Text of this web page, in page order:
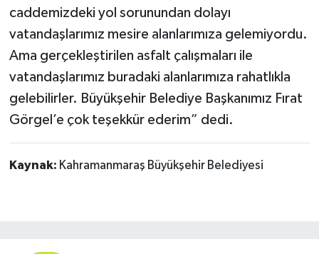
caddemizdeki yol sorunundan dolayı
vatandaşlarımız mesire alanlarımıza gelemiyordu.
Ama gerçekleştirilen asfalt çalışmaları ile
vatandaşlarımız buradaki alanlarımıza rahatlıkla
gelebilirler. Büyükşehir Belediye Başkanımız Fırat
Görgel’e çok teşekkür ederim” dedi.
Kaynak: Kahramanmaraş Büyükşehir Belediyesi